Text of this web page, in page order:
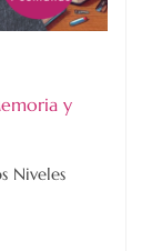
y
Niveles